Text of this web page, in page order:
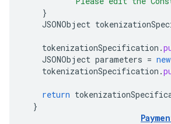
}
JSONObject
tokenizationSpecification .
JSONObject parameters = new
tokenizationSpecification .
return
}